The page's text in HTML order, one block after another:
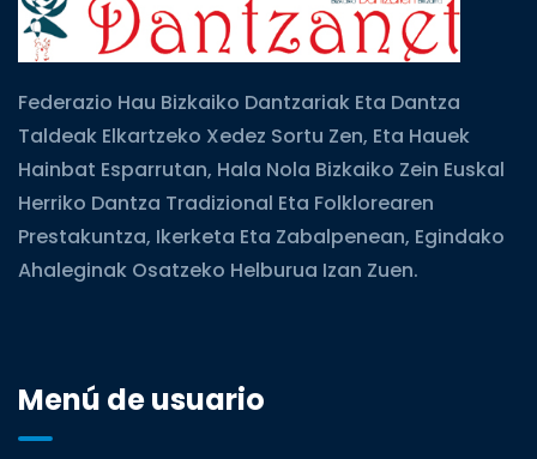
Federazio Hau Bizkaiko Dantzariak Eta Dantza
Taldeak Elkartzeko Xedez Sortu Zen, Eta Hauek
Hainbat Esparrutan, Hala Nola Bizkaiko Zein Euskal
Herriko Dantza Tradizional Eta Folklorearen
Prestakuntza, Ikerketa Eta Zabalpenean, Egindako
Ahaleginak Osatzeko Helburua Izan Zuen.
Menú de usuario